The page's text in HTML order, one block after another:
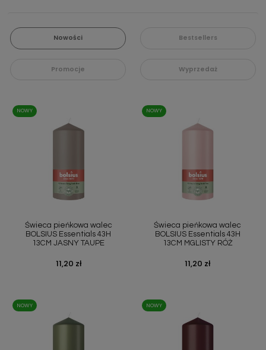
Nowości Bestsellers
Promocje Wyprzedaż
Świeca pieńkowa walec
BOLSIUS Essentials 43H
13CM JASNY TAUPE
Cena
11,20 zł
NOWY
Świeca pieńkowa walec
BOLSIUS Essentials 43H
13CM MGLISTY RÓŻ
Cena
11,20 zł
NOWY
NOWY NOWY